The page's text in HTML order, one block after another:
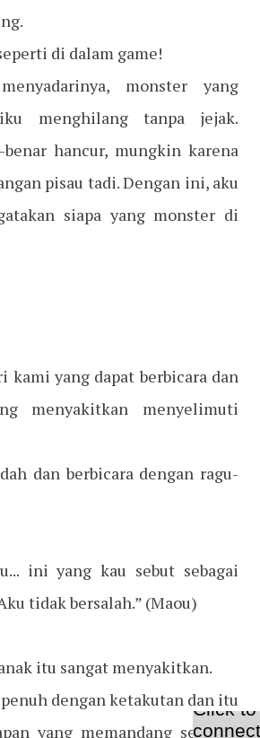
di dalam game!
monster yang
menghilang tanpa jejak.
benar hancur, mungkin karena
pisau tadi. Dengan ini, aku
siapa yang monster di
kami yang dapat berbicara dan
menyakitkan menyelimuti
dan berbicara dengan ragu-
ini yang kau sebut sebagai
tidak bersalah.” (Maou)
itu sangat menyakitkan.
dengan ketakutan dan itu
yang memandang seorang